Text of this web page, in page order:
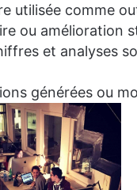
utilisée comme
ou amélioration
et analyses
générées ou